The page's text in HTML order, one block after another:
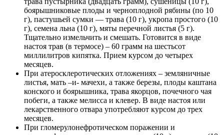
боярышниковые плоды и черноплодной рябины (по 10
г), пастушьей сумки — трава (10 г), укропа простого (10
г), семена льна (10 г), мяты перечной листья (5 г).
Тщательно измельчить и смешать. Готовится в виде
настоя трав (в термосе) – 60 грамм на шестьсот
миллилитров кипятка. Прием курсом до четырех
месяцев.
При атеросклеротических отложениях – земляничные
листья, мать –и- мачехи, а также березы, плоды каштана
конского и боярышника, трава якорцов, почечного чая
побеги, а также мелисса и клевер. В виде настоя или
лекарственного отвара употребляют курсом до трех
месяцев.
При гломерулонефротическом поражении и